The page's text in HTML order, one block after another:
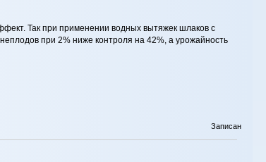
Так при применении водных вытяжек шлаков с
при 2% ниже контроля на 42%, а урожайность
Записан